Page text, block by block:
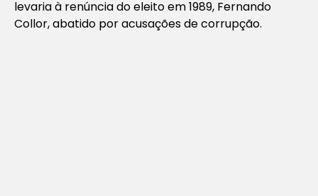
levaria à renúncia do eleito em 1989, Fernando
Collor, abatido por acusações de corrupção.